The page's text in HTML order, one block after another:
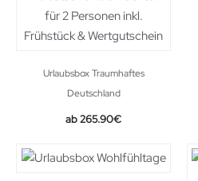
Urlaubsbox Traumhaftes
Deutschland
265.90€